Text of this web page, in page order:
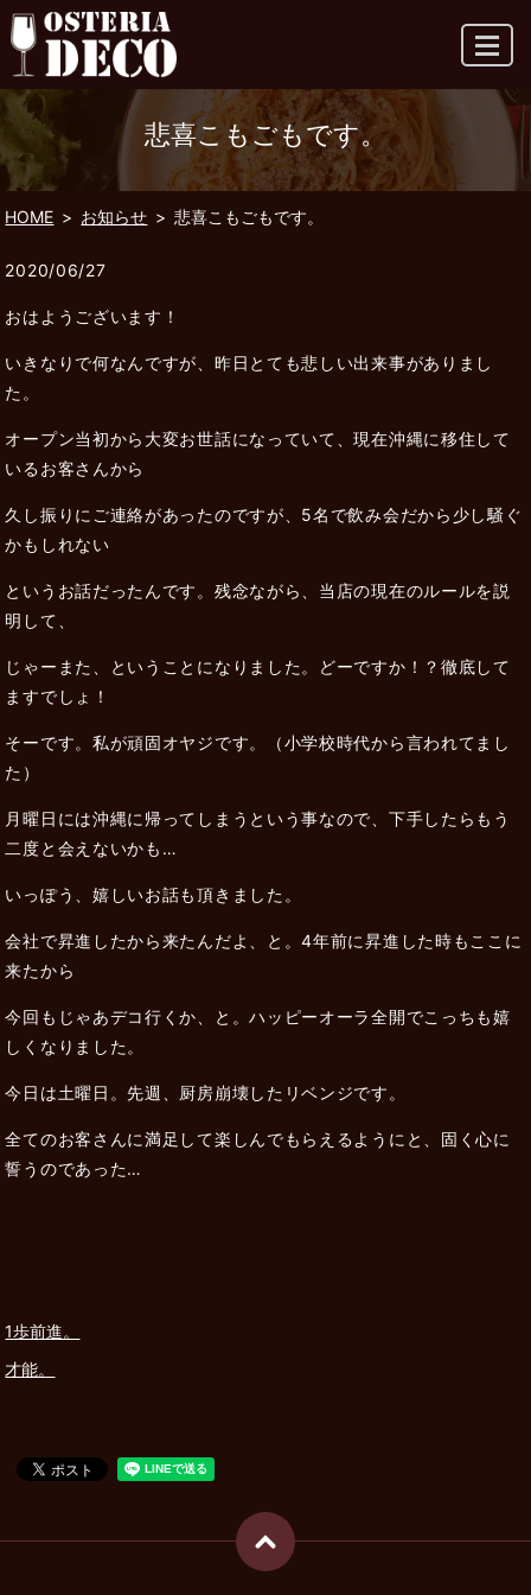
MENU
悲喜こもごもです。
HOME お知らせ 悲喜こもごもです。
2020/06/27
おはようございます！
いきなりで何なんですが、昨日とても悲しい出来事がありまし
た。
オープン当初から大変お世話になっていて、現在沖縄に移住して
いるお客さんから
久し振りにご連絡があったのですが、5名で飲み会だから少し騒ぐ
かもしれない
というお話だったんです。残念ながら、当店の現在のルールを説
明して、
じゃーまた、ということになりました。どーですか！？徹底して
ますでしょ！
そーです。私が頑固オヤジです。（小学校時代から言われてまし
た）
月曜日には沖縄に帰ってしまうという事なので、下手したらもう
二度と会えないかも…
いっぽう、嬉しいお話も頂きました。
会社で昇進したから来たんだよ、と。4年前に昇進した時もここに
来たから
今回もじゃあデコ行くか、と。ハッピーオーラ全開でこっちも嬉
しくなりました。
今日は土曜日。先週、厨房崩壊したリベンジです。
全てのお客さんに満足して楽しんでもらえるようにと、固く心に
誓うのであった…
1歩前進。
才能。